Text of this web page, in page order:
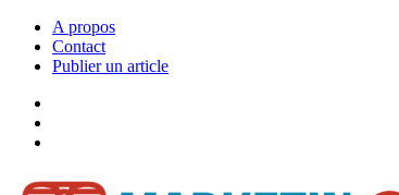
A propos
Contact
Publier un article